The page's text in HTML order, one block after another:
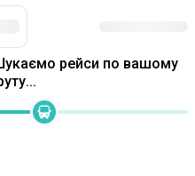
рейси по вашому